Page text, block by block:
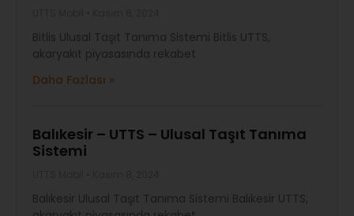
Bitlis Ulusal Taşıt Tanıma Sistemi Bitlis UTTS,
akaryakıt piyasasında rekabet
Daha Fazlası »
Balıkesir – UTTS – Ulusal Taşıt Tanıma
Sistemi
Balıkesir Ulusal Taşıt Tanıma Sistemi Balıkesir UTTS,